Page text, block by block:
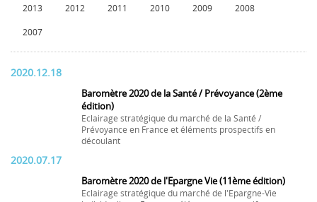
2013 2012 2011 2010 2009 2008
2007
2020.12.18
Baromètre 2020 de la Santé / Prévoyance (2ème
édition)
Eclairage stratégique du marché de la Santé /
Prévoyance en France et éléments prospectifs en
découlant
2020.07.17
Baromètre 2020 de l'Epargne Vie (11ème édition)
Eclairage stratégique du marché de l'Epargne-Vie